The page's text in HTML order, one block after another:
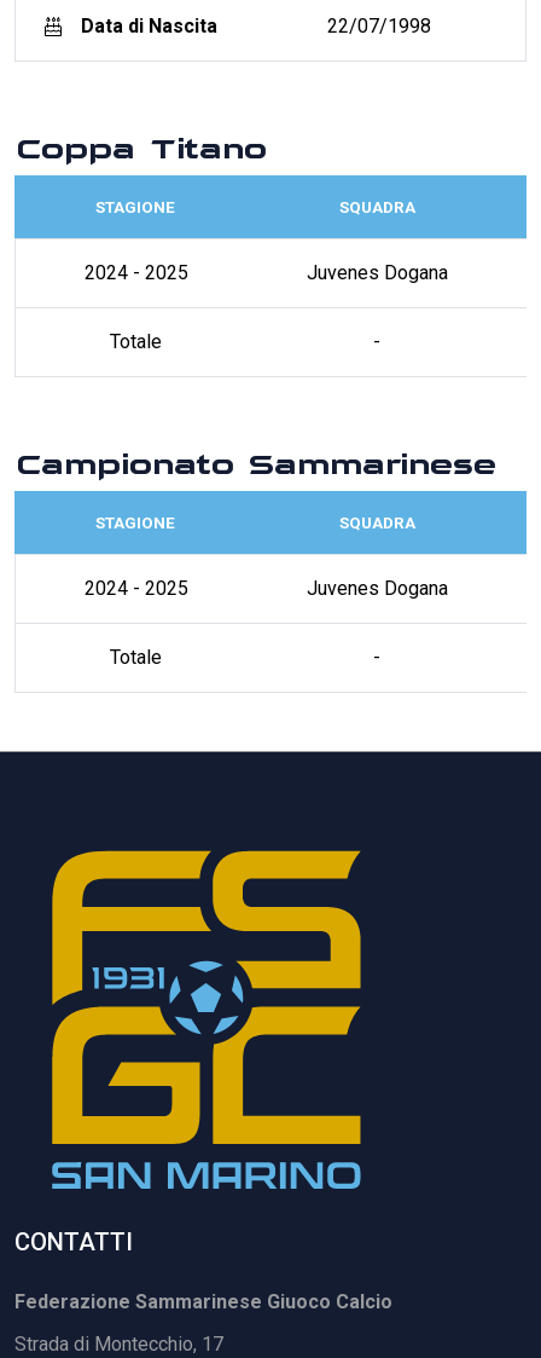
Data di Nascita 22/07/1998
Coppa Titano
STAGIONE SQUADRA
2024 - 2025 Juvenes Dogana
Totale -
Campionato Sammarinese
STAGIONE SQUADRA
2024 - 2025 Juvenes Dogana
Totale -
CONTATTI
Federazione Sammarinese Giuoco Calcio
Strada di Montecchio, 17